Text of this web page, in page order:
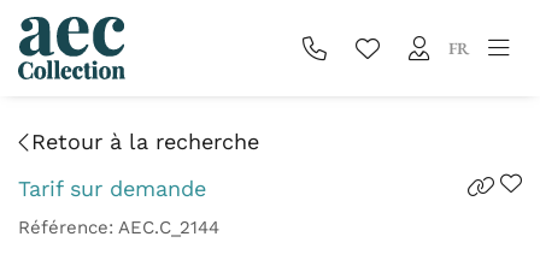
FR
Retour à la recherche
Tarif sur demande
Référence: AEC.C_2144